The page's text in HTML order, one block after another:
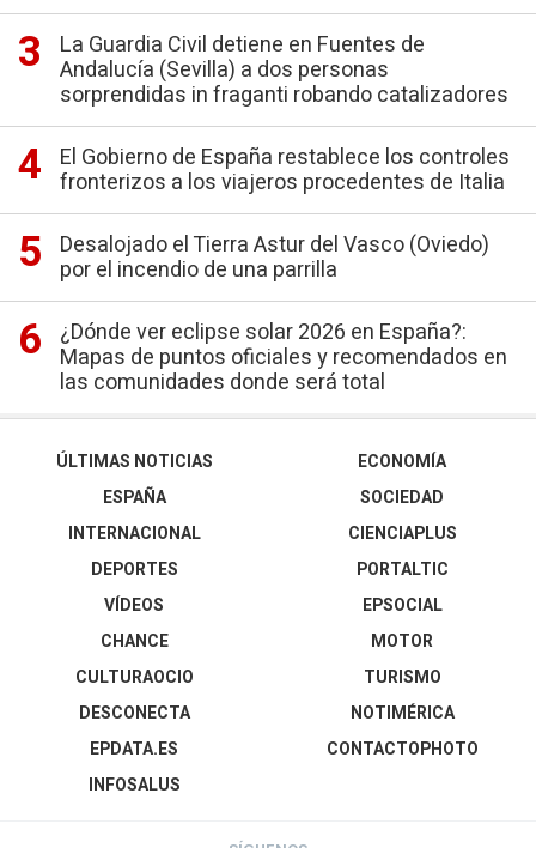
La Guardia Civil detiene en Fuentes de
Andalucía (Sevilla) a dos personas
sorprendidas in fraganti robando catalizadores
El Gobierno de España restablece los controles
fronterizos a los viajeros procedentes de Italia
Desalojado el Tierra Astur del Vasco (Oviedo)
por el incendio de una parrilla
¿Dónde ver eclipse solar 2026 en España?:
Mapas de puntos oficiales y recomendados en
las comunidades donde será total
ÚLTIMAS NOTICIAS
ESPAÑA
INTERNACIONAL
DEPORTES
VÍDEOS
ECONOMÍA
SOCIEDAD
CIENCIAPLUS
PORTALTIC
EPSOCIAL
CHANCE
CULTURAOCIO
DESCONECTA
EPDATA.ES
INFOSALUS
MOTOR
TURISMO
NOTIMÉRICA
CONTACTOPHOTO